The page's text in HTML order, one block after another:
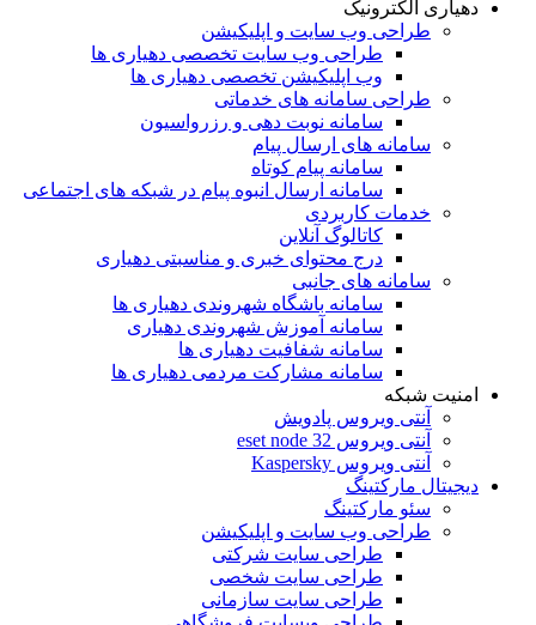
دهیاری الکترونیک
طراحی وب سایت و اپلیکیشن
طراحی وب سایت تخصصی دهیاری ها
وب اپلیکیشن تخصصی دهیاری ها
طراحی سامانه های خدماتی
سامانه نوبت دهی و رزرواسیون
سامانه های ارسال پیام
سامانه پیام کوتاه
سامانه ارسال انبوه پیام در شبکه های اجتماعی
خدمات کاربردی
کاتالوگ آنلاین
درج محتوای خبری و مناسبتی دهیاری
سامانه های جانبی
سامانه باشگاه شهروندی دهیاری ها
سامانه آموزش شهروندی دهیاری
سامانه شفافیت دهیاری ها
سامانه مشارکت مردمی دهیاری ها
امنیت شبکه
آنتی ویروس پادویش
آنتی ویروس 32 eset node
آنتی ویروس Kaspersky
دیجیتال مارکتینگ
سئو مارکتینگ
طراحی وب سایت و اپلیکیشن
طراحی سایت شرکتی
طراحی سایت شخصی
طراحی سایت سازمانی